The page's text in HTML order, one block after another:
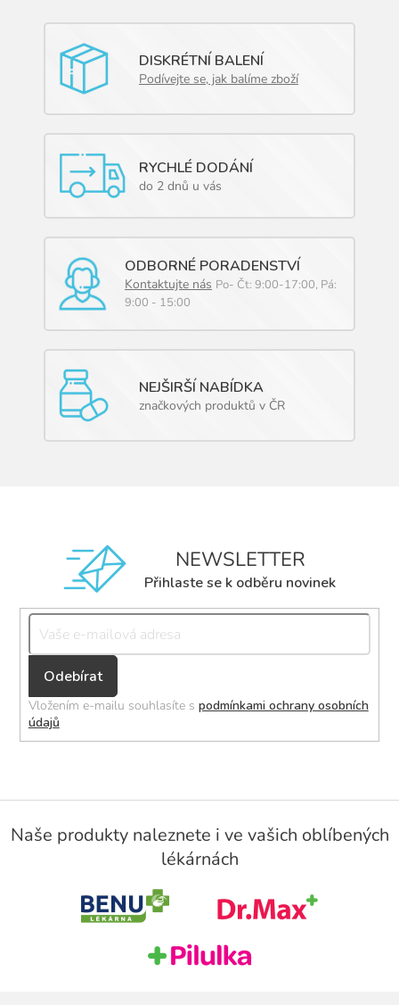
DISKRÉTNÍ BALENÍ
Podívejte se, jak balíme zboží
RYCHLÉ DODÁNÍ
do 2 dnů u vás
ODBORNÉ PORADENSTVÍ
Kontaktujte nás Po- Čt: 9:00-17:00, Pá:
9:00 - 15:00
NEJŠIRŠÍ NABÍDKA
značkových produktů v ČR
NEWSLETTER
Přihlaste se k odběru novinek
Přihlásit
se
Vložením e-mailu souhlasíte s podmínkami ochrany osobních
údajů
Z
Naše produkty naleznete i ve vašich oblíbených
lékárnách